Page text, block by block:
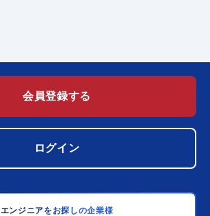
会員登録する
ログイン
エンジニアをお探しの企業様